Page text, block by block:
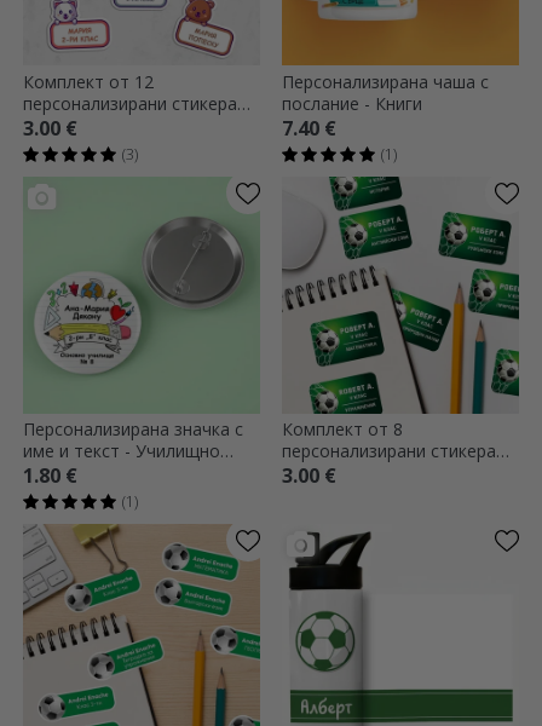
Комплект от 12
персонализирани стикера
(самозалепващи се етикети)
за училище - Животни
3.00 €
(3)
Персонализирана чаша с
послание - Книги
7.40 €
(1)
Персонализирана значка с
име и текст - Училищно
време
1.80 €
(1)
Комплект от 8
персонализирани стикера
(самозалепващи се етикети)
3.00 €